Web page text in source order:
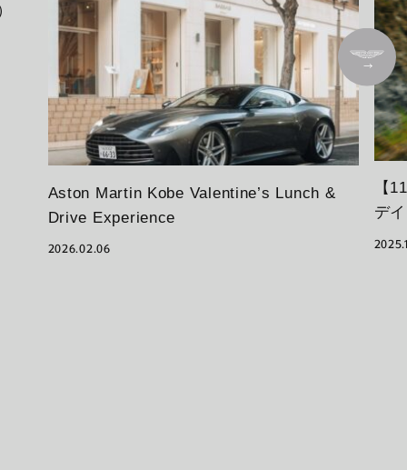
Aston Martin Kobe Valentine’s Lunch &
Drive Experience
2026.02.06
【
デ